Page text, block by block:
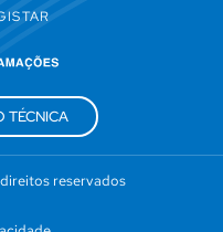
TÉCNICA
reservados